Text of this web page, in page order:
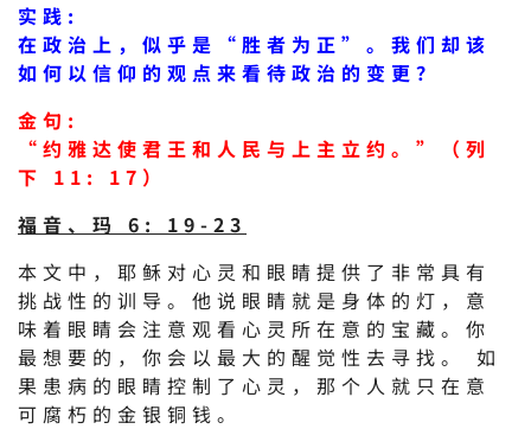
实践:
在政治上，似乎是“胜者为正”。我们却该
如何以信仰的观点来看待政治的变更？
金句:
“约雅达使君王和人民与上主立约。”（列
下 11: 17）
福音、玛 6: 19-23
本文中，耶稣对心灵和眼睛提供了非常具有
挑战性的训导。他说眼睛就是身体的灯，意
味着眼睛会注意观看心灵所在意的宝藏。你
最想要的，你会以最大的醒觉性去寻找。 如
果患病的眼睛控制了心灵，那个人就只在意
可腐朽的金银铜钱。